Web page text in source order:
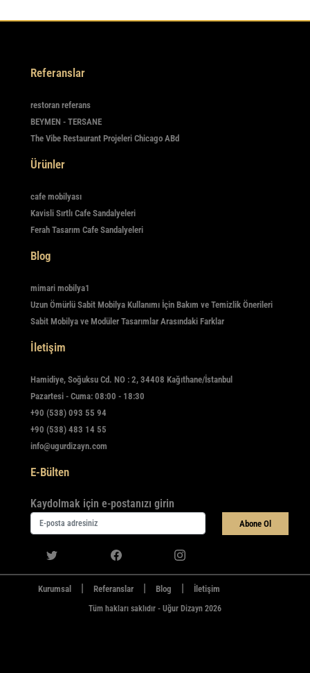
Referanslar
restoran referans
BEYMEN - TERSANE
The Vibe Restaurant Projeleri Chicago ABd
Ürünler
cafe mobilyası
Kavisli Sırtlı Cafe Sandalyeleri
Ferah Tasarım Cafe Sandalyeleri
Blog
mimari mobilya1
Uzun Ömürlü Sabit Mobilya Kullanımı İçin Bakım ve Temizlik Önerileri
Sabit Mobilya ve Modüler Tasarımlar Arasındaki Farklar
İletişim
Hamidiye, Soğuksu Cd. NO : 2, 34408 Kağıthane/İstanbul
Pazartesi - Cuma: 08:00 - 18:30
+90 (538) 093 55 94
+90 (538) 483 14 55
info@ugurdizayn.com
E-Bülten
Kaydolmak için e-postanızı girin
Abone Ol
Kurumsal | Referanslar | Blog | İletişim
Tüm hakları saklıdır - Uğur Dizayn 2026